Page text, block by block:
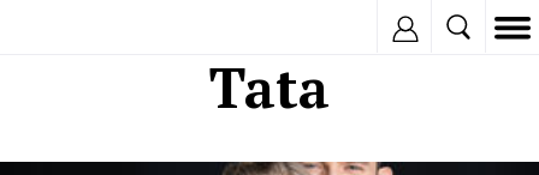
Tata